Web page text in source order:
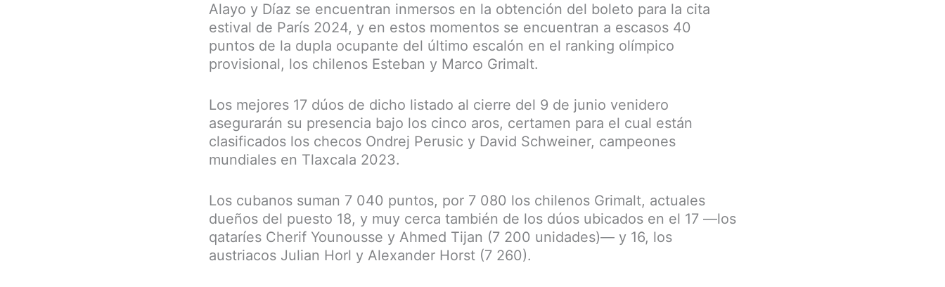
Alayo y Díaz se encuentran inmersos en la obtención del boleto para la cita
estival de París 2024, y en estos momentos se encuentran a escasos 40
puntos de la dupla ocupante del último escalón en el ranking olímpico
provisional, los chilenos Esteban y Marco Grimalt.
Los mejores 17 dúos de dicho listado al cierre del 9 de junio venidero
asegurarán su presencia bajo los cinco aros, certamen para el cual están
clasificados los checos Ondrej Perusic y David Schweiner, campeones
mundiales en Tlaxcala 2023.
Los cubanos suman 7 040 puntos, por 7 080 los chilenos Grimalt, actuales
dueños del puesto 18, y muy cerca también de los dúos ubicados en el 17 —los
qataríes Cherif Younousse y Ahmed Tijan (7 200 unidades)— y 16, los
austriacos Julian Horl y Alexander Horst (7 260).